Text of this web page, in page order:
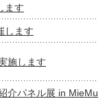
ます
します
施します
介パネル展 in MieMu